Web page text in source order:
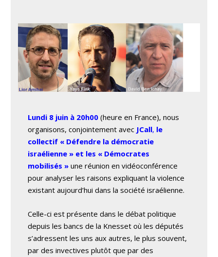
Lundi 8 juin à 20h00 (heure en France), nous
organisons, conjointement avec JCall, le
collectif « Défendre la démocratie
israélienne » et les « Démocrates
mobilisés » une réunion en vidéoconférence
pour analyser les raisons expliquant la violence
existant aujourd’hui dans la société israélienne.
Celle-ci est présente dans le débat politique
depuis les bancs de la Knesset où les députés
s’adressent les uns aux autres, le plus souvent,
par des invectives plutôt que par des